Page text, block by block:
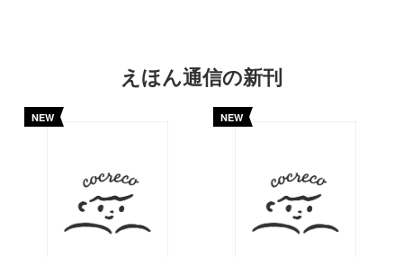
えほん通信の新刊
NEW NEW